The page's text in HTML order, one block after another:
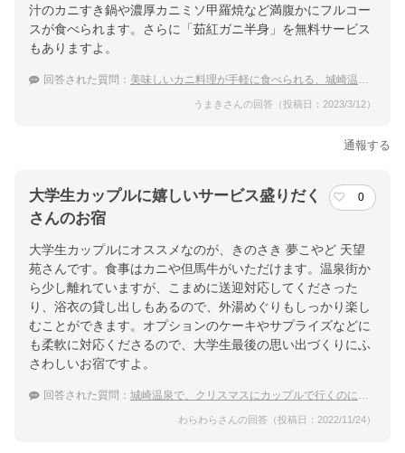
汁のカニすき鍋や濃厚カニミソ甲羅焼など満腹かにフルコー
スが食べられます。さらに「茹紅ガニ半身」を無料サービス
もありますよ。
回答された質問： 美味しいカニ料理が手軽に食べられる、城崎温泉のおすすめ温泉宿を教えてください。
うまきさんの回答（投稿日：2023/3/12）
通報する
大学生カップルに嬉しいサービス盛りだく
さんのお宿
0
大学生カップルにオススメなのが、きのさき 夢こやど 天望
苑さんです。食事はカニや但馬牛がいただけます。温泉街か
ら少し離れていますが、こまめに送迎対応してくださった
り、浴衣の貸し出しもあるので、外湯めぐりもしっかり楽し
むことができます。オプションのケーキやサプライズなどに
も柔軟に対応くださるので、大学生最後の思い出づくりにふ
さわしいお宿ですよ。
回答された質問： 城崎温泉で、クリスマスにカップルで行くのにおすすめの温泉宿は？
わらわらさんの回答（投稿日：2022/11/24）